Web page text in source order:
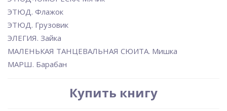
ЭТЮД. Флажок
ЭТЮД. Грузовик
ЭЛЕГИЯ. Зайка
МАЛЕНЬКАЯ ТАНЦЕВАЛЬНАЯ СЮИТА. Мишка
МАРШ. Барабан
Купить книгу